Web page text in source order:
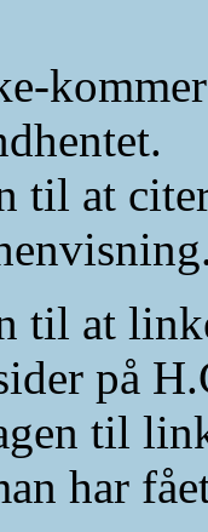
til at
til at
på
til
har